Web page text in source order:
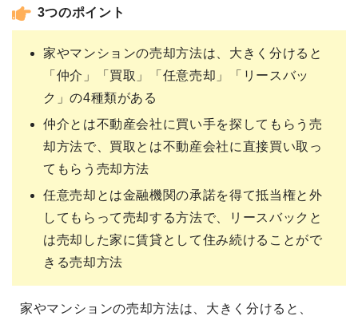
3つのポイント
家やマンションの売却方法は、大きく分けると
「仲介」「買取」「任意売却」「リースバッ
ク」の4種類がある
仲介とは不動産会社に買い手を探してもらう売
却方法で、買取とは不動産会社に直接買い取っ
てもらう売却方法
任意売却とは金融機関の承諾を得て抵当権と外
してもらって売却する方法で、リースバックと
は売却した家に賃貸として住み続けることがで
きる売却方法
家やマンションの売却方法は、大きく分けると、